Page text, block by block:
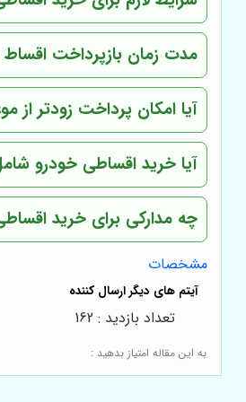
مدت زمان بازپرداخت
آیا امکان پرداخت زودتر از
آیا خرید اقساطی خودرو
چه مدارکی برای خرید
مشخصات
به این مقاله امتیاز بدهید :
تعداد بازدید : 162